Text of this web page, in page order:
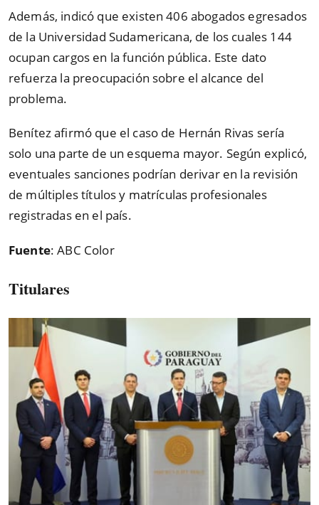
Además, indicó que existen 406 abogados egresados
de la Universidad Sudamericana, de los cuales 144
ocupan cargos en la función pública. Este dato
refuerza la preocupación sobre el alcance del
problema.
Benítez afirmó que el caso de Hernán Rivas sería
solo una parte de un esquema mayor. Según explicó,
eventuales sanciones podrían derivar en la revisión
de múltiples títulos y matrículas profesionales
registradas en el país.
Fuente: ABC Color
Titulares